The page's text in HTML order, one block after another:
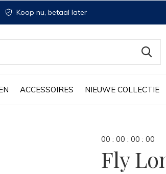
ACCESSOIRES NIEUWE COLLECTIE
Koop nu, betaal later
00 : 00 : 00 : 00
Fly